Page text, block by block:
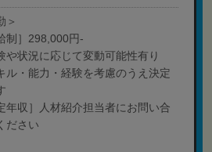
＞
制］298,000円-
や状況に応じて変動可能性有り
ル・能力・経験を考慮のうえ決定
年収］人材紹介担当者にお問い合
ださい